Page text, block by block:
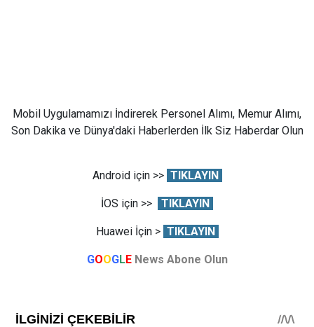
Mobil Uygulamamızı İndirerek Personel Alımı, Memur Alımı,
Son Dakika ve Dünya'daki Haberlerden İlk Siz Haberdar Olun
Android için >> TIKLAYIN
İOS için >> TIKLAYIN
Huawei İçin > TIKLAYIN
GOOGLE News Abone Olun